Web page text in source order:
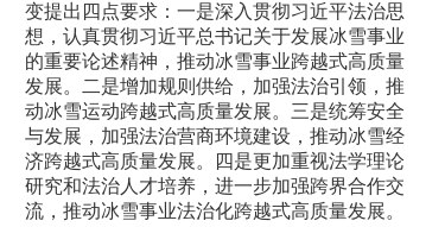
变提出四点要求：一是深入贯彻习近平法治思
想，认真贯彻习近平总书记关于发展冰雪事业
的重要论述精神，推动冰雪事业跨越式高质量
发展。二是增加规则供给，加强法治引领，推
动冰雪运动跨越式高质量发展。三是统筹安全
与发展，加强法治营商环境建设，推动冰雪经
济跨越式高质量发展。四是更加重视法学理论
研究和法治人才培养，进一步加强跨界合作交
流，推动冰雪事业法治化跨越式高质量发展。